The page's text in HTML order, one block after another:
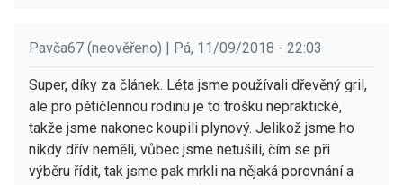
Pavča67 (neověřeno) | Pá, 11/09/2018 - 22:03
Super, díky za článek. Léta jsme používali dřevěný gril,
ale pro pětičlennou rodinu je to trošku nepraktické,
takže jsme nakonec koupili plynový. Jelikož jsme ho
nikdy dřív neměli, vůbec jsme netušili, čím se při
výběru řídit, tak jsme pak mrkli na nějaká porovnání a